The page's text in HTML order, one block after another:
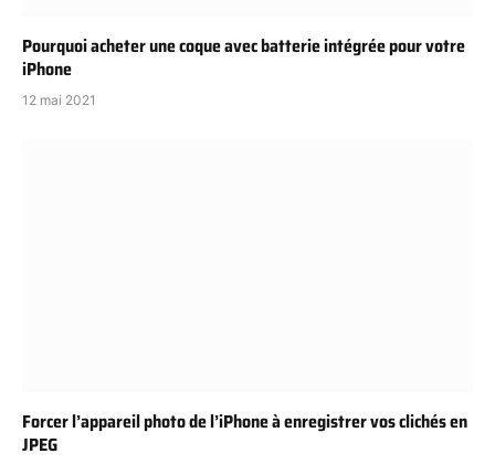
Pourquoi acheter une coque avec batterie intégrée pour votre
iPhone
12 mai 2021
Forcer l’appareil photo de l’iPhone à enregistrer vos clichés en
JPEG